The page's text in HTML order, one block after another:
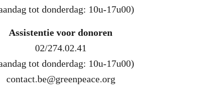
tot donderdag: 10u-17u00)
Assistentie voor donoren
02/274.02.41
tot donderdag: 10u-17u00)
contact.be@greenpeace.org